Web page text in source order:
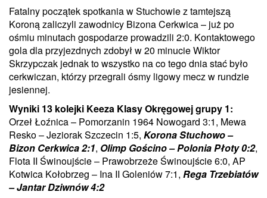
Fatalny początek spotkania w Stuchowie z tamtejszą
Koroną zaliczyli zawodnicy Bizona Cerkwica – już po
ośmiu minutach gospodarze prowadzili 2:0. Kontaktowego
gola dla przyjezdnych zdobył w 20 minucie Wiktor
Skrzypczak jednak to wszystko na co tego dnia stać było
cerkwiczan, którzy przegrali ósmy ligowy mecz w rundzie
jesiennej.
Wyniki 13 kolejki Keeza Klasy Okręgowej grupy 1:
Orzeł Łoźnica – Pomorzanin 1964 Nowogard 3:1, Mewa
Resko – Jeziorak Szczecin 1:5, Korona Stuchowo –
Bizon Cerkwica 2:1, Olimp Gościno – Polonia Płoty 0:2,
Flota II Świnoujście – Prawobrzeże Świnoujście 6:0, AP
Kotwica Kołobrzeg – Ina II Goleniów 7:1, Rega Trzebiatów
– Jantar Dziwnów 4:2